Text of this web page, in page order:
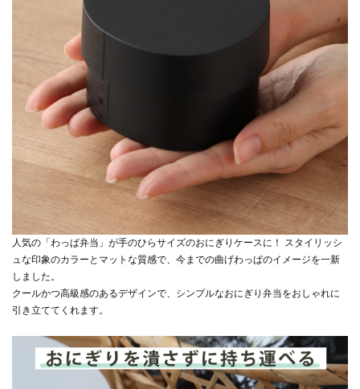
人気の「わっぱ弁当」が手のひらサイズのおにぎりケースに！ スタイリッシ
ュな印象のカラーとマットな質感で、今までの曲げわっぱのイメージを一新
しました。
クールかつ高級感のあるデザインで、シンプルなおにぎり弁当をおしゃれに
引き立ててくれます。